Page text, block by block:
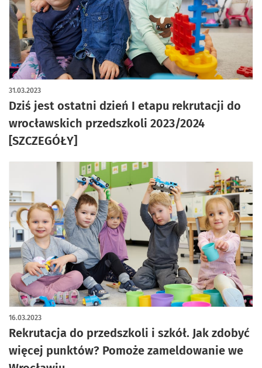
Dziś jest ostatni dzień I etapu rekrutacji do
wrocławskich przedszkoli 2023/2024
[SZCZEGÓŁY]
31.03.2023
Rekrutacja do przedszkoli i szkół. Jak zdobyć
więcej punktów? Pomoże zameldowanie we
16.03.2023